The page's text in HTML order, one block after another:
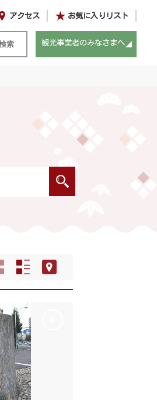
アクセス お気に入りリスト
観光事業者のみなさまへ